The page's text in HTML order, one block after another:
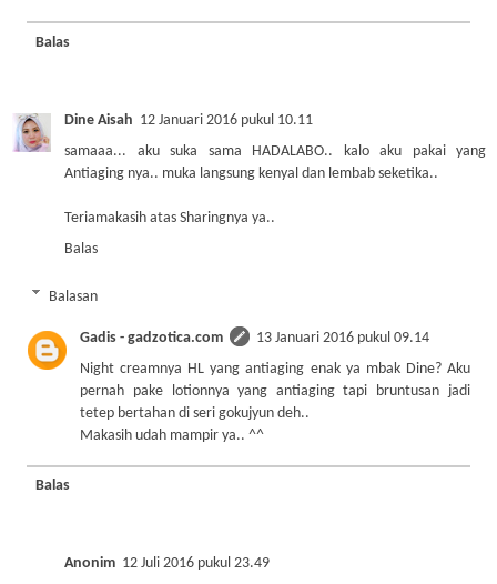
Balas
Dine Aisah 12 Januari 2016 pukul 10.11
samaaa... aku suka sama HADALABO.. kalo aku pakai yang
Antiaging nya.. muka langsung kenyal dan lembab seketika..
Teriamakasih atas Sharingnya ya..
Balas
Balasan
Gadis - gadzotica.com
13 Januari 2016 pukul 09.14
Night creamnya HL yang antiaging enak ya mbak Dine? Aku
pernah pake lotionnya yang antiaging tapi bruntusan jadi
tetep bertahan di seri gokujyun deh..
Makasih udah mampir ya.. ^^
Balas
Anonim 12 Juli 2016 pukul 23.49